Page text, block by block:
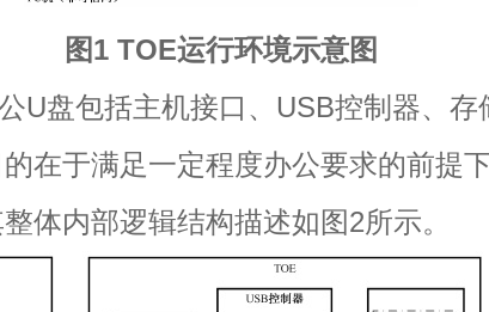
图1 TOE运行环境示意图
盘包括主机接口、USB控制器、存
在于满足一定程度办公要求的前提
体内部逻辑结构描述如图2所示。